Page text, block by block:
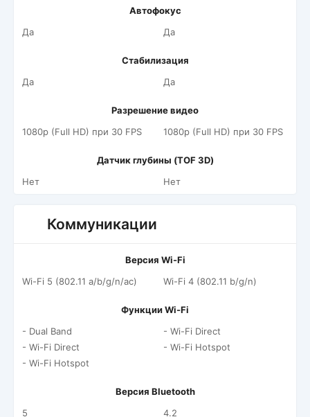
Автофокус
Да
Да
Стабилизация
Да
Да
Разрешение видео
1080p (Full HD) при 30 FPS
1080p (Full HD) при 30 FPS
Датчик глубины (TOF 3D)
Нет
Нет
Коммуникации
Версия Wi-Fi
Wi-Fi 5 (802.11 a/b/g/n/ac)
Wi-Fi 4 (802.11 b/g/n)
Функции Wi-Fi
- Dual Band
- Wi-Fi Direct
- Wi-Fi Hotspot
- Wi-Fi Direct
- Wi-Fi Hotspot
Версия Bluetooth
5
4.2